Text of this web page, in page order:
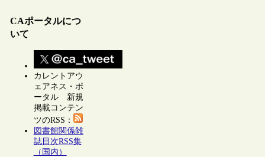
CAポータルにつ
いて
カレントアウ
ェアネス・ポ
ータル 新規
掲載コンテン
ツのRSS：
図書館関係雑
誌目次RSS集
（国内）